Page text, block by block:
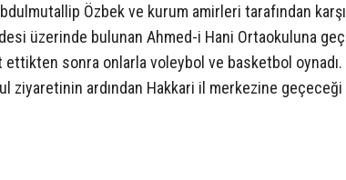
Özbek ve kurum amirleri tarafından
üzerinde bulunan Ahmed-i Hani Ortaokuluna
sonra onlarla voleybol ve basketbol oynadı.
ziyaretinin ardından Hakkari il merkezine